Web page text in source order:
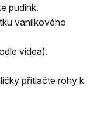
pudink.
vanilkového
videa).
přitlačte rohy k